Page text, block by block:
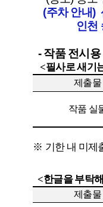
(주차 안내)
인천 송도
-작품 전시
<필사로 새기
제출물
작품 실
※ 기한 내 미제
<한글을 부탁해
제출물